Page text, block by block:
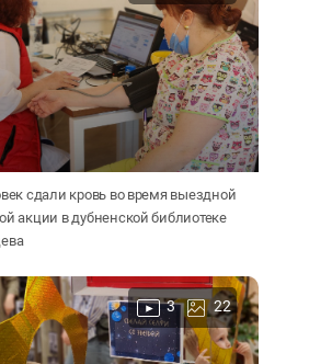
сдали кровь во время выездной
акции в дубненской библиотеке
3 22